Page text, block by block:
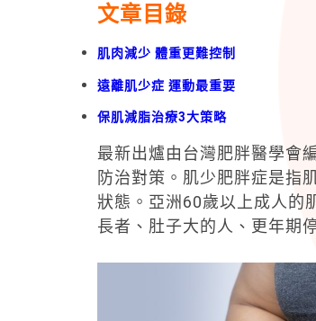
文章目錄
肌肉減少 體重更難控制
遠離肌少症 運動最重要
保肌減脂治療3大策略
最新出爐由台灣肥胖醫學會
防治對策。肌少肥胖症是指
狀態。亞洲60歲以上成人的
長者、肚子大的人、更年期